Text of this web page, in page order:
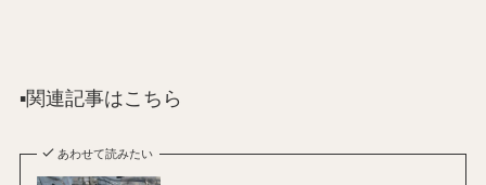
▪️関連記事はこちら
あわせて読みたい